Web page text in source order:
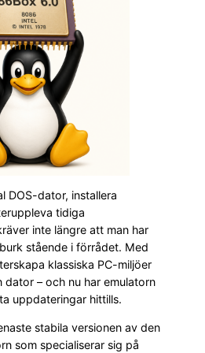
DOS-dator, installera
tidiga
inte längre att man har
stående i förrådet. Med
klassiska PC-miljöer
dator – och nu har emulatorn
uppdateringar hittills.
stabila versionen av den
som specialiserar sig på